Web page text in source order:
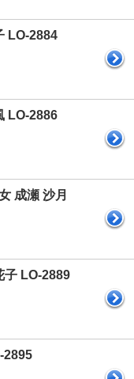
LO-2884
LO-2886
成瀬 沙月
子 LO-2889
2895